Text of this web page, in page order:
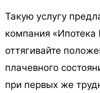
Такую услугу
компания
оттягивайте
плачевного
при первых же